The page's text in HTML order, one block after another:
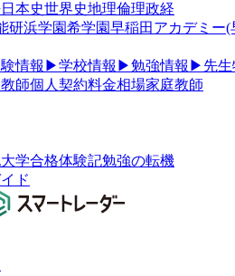
日本史世界史地理倫理政経
研浜学園希学園早稲田アカデミー(
情報 ▶学校情報 ▶勉強情報 ▶ 先
師個人契約料金相場家庭教師
大学合格体験記勉強の転機
ド